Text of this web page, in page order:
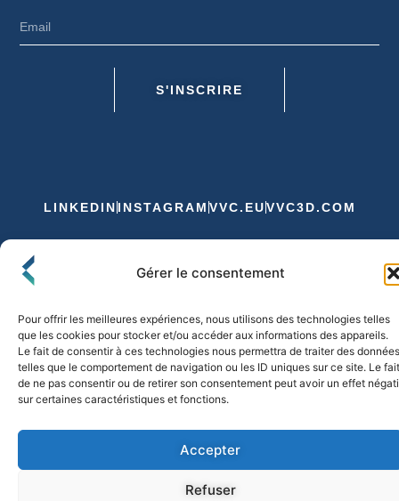
Gérer le consentement
Pour offrir les meilleures expériences, nous utilisons des technologies telles
que les cookies pour stocker et/ou accéder aux informations des appareils.
Le fait de consentir à ces technologies nous permettra de traiter des données
telles que le comportement de navigation ou les ID uniques sur ce site. Le fait
de ne pas consentir ou de retirer son consentement peut avoir un effet
sur certaines caractéristiques et fonctions.
Accepter
Refuser
S'INSCRIRE
LINKEDIN INSTAGRAM VVC.EUVVC3D.COM
Politique de Confidentialité et de CookiesExpédition et Livraison
© 2026 FLO & CO. All Rights Reserved